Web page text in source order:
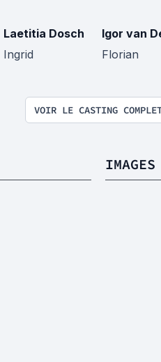
Laetitia Dosch
Ingrid
Igor van
Florian
VOIR LE CASTING
IMAGES